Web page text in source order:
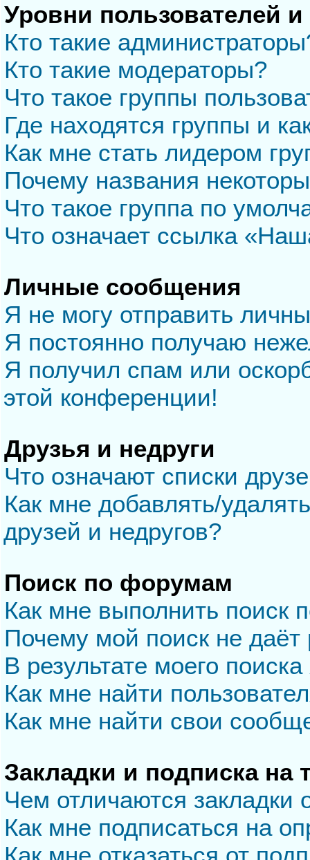
Уровни пользователей
Кто такие
Кто такие модераторы?
Что такое группы
Где находятся группы и
Как мне стать лидером
Почему названия
Что такое группа по
Что означает ссылка
Личные сообщения
Я не могу отправить
Я постоянно получаю
Я получил спам или
этой конференции!
Друзья и недруги
Что означают списки
Как мне добавлять/
друзей и недругов?
Поиск по форумам
Как мне выполнить
Почему мой поиск не даёт
В результате моего
Как мне найти
Как мне найти свои
Закладки и подписка на
Чем отличаются закладки
Как мне подписаться на